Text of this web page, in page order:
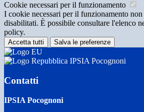
Cookie necessari per il funzionamento
I cookie necessari per il funzionamento non
disabilitati. È possibile consultare l'elenco
policy.
Accetta tutti Salva le preferenze
IPSIA Pocognoni
Contatti
IPSIA Pocognoni